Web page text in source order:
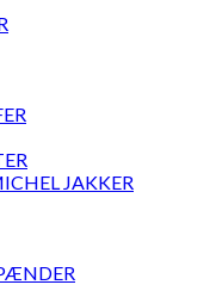
JAKKER